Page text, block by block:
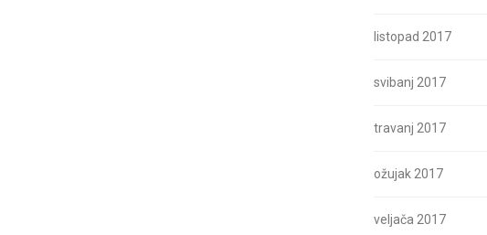
listopad 2017
svibanj 2017
travanj 2017
ožujak 2017
veljača 2017